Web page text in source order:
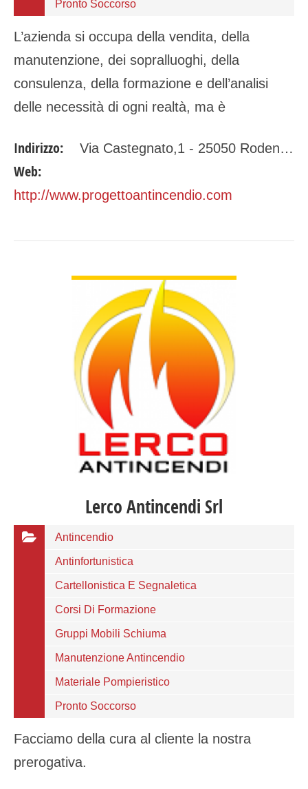
Pronto Soccorso
L’azienda si occupa della vendita, della
manutenzione, dei sopralluoghi, della
consulenza, della formazione e dell’analisi
delle necessità di ogni realtà, ma è
riguarda la sicurezza sul lavoro. In…
Indirizzo: Via Castegnato,1 - 25050 Rodengo Saiano (Brescia )
Web:
http://www.progettoantincendio.com
Lerco Antincendi Srl
Antincendio
Antinfortunistica
Cartellonistica E Segnaletica
Corsi Di Formazione
Gruppi Mobili Schiuma
Manutenzione Antincendio
Materiale Pompieristico
Pronto Soccorso
Facciamo della cura al cliente la nostra
prerogativa.